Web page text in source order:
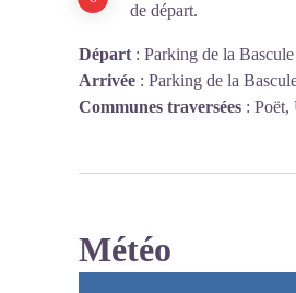
de départ.
Départ : Parking de la
Arrivée : Parking de la
Communes traversées : Poët,
Météo